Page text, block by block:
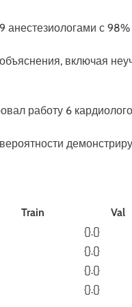
анестезиологами с
включая
работу 6
Train Val
{}.{}
{}.{}
{}.{}
{}.{}